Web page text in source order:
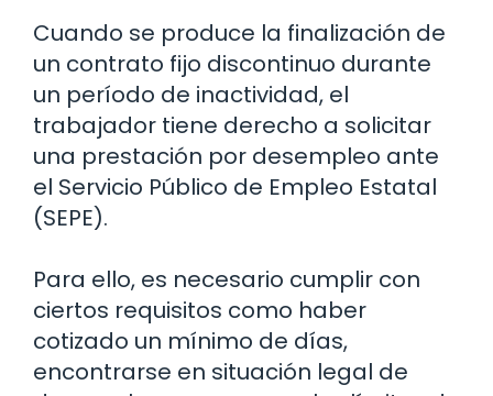
Cuando se produce la finalización de
un contrato fijo discontinuo durante
un período de inactividad, el
trabajador tiene derecho a solicitar
una prestación por desempleo ante
el Servicio Público de Empleo Estatal
(SEPE).
Para ello, es necesario cumplir con
ciertos requisitos como haber
cotizado un mínimo de días,
encontrarse en situación legal de